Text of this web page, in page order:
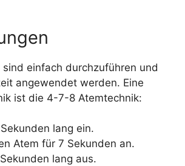
sind einfach durchzuführen und
angewendet werden. Eine
ist die 4-7-8 Atemtechnik:
lang ein.
Atem für 7 Sekunden an.
lang aus.